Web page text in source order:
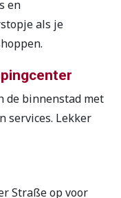
en
als je
de binnenstad met
services. Lekker
Straße op voor